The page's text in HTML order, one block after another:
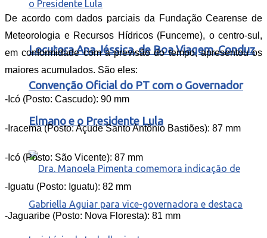
Locutora Ana Jéssica, de Boa Viagem, Conduz
Convenção Oficial do PT com o Governador
Elmano e o Presidente Lula
De acordo com dados parciais da Fundação Cearense de
Meteorologia e Recursos Hídricos (Funceme), o centro-sul,
em conformidade com a previsão do tempo, apresentou os
maiores acumulados. São eles:
-Icó (Posto: Cascudo): 90 mm
-Iracema (Posto: Açude Santo Antônio Bastiões): 87 mm
-Icó (Posto: São Vicente): 87 mm
-Iguatu (Posto: Iguatu): 82 mm
-Jaguaribe (Posto: Nova Floresta): 81 mm